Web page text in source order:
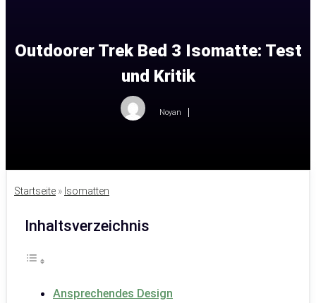
Outdoorer Trek Bed 3 Isomatte: Test
und Kritik
Noyan
Startseite » Isomatten
Inhaltsverzeichnis
Ansprechendes Design